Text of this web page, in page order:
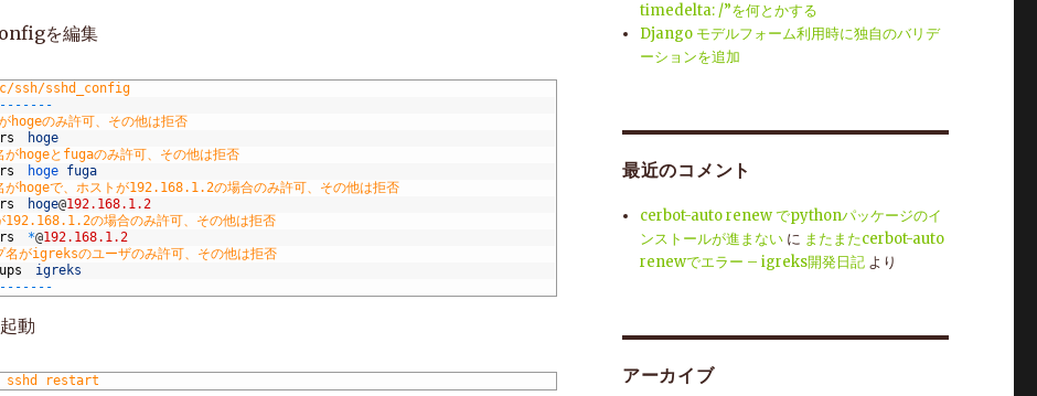
を編集
sshd_config
-- -- -- -
hogeのみ許可、その他は拒否
hoge
hogeとfugaのみ許可、その他は拒否
hoge fuga
がhogeで、ホストが192.168.1.2の場合のみ許可、その他は拒否
hoge@192.168.1.2
192.168.1.2の場合のみ許可、その他は拒否
*@192.168.1.2
名がigreksのユーザのみ許可、その他は拒否
igreks
-- -- -- -
動
sshd restart
timedelta: /”を何とかする
Django モデルフォーム利用時に独自のバリデ
ーションを追加
最近のコメント
cerbot-auto renew でpythonパッケージのイ
ンストールが進まない に またまたcerbot-auto
renewでエラー – igreks開発日記 より
アーカイブ